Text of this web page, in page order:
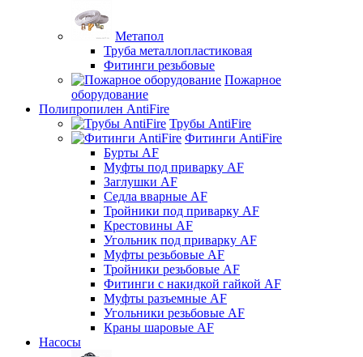
Метапол
Труба металлопластиковая
Фитинги резьбовые
Пожарное
оборудование
Полипропилен AntiFire
Трубы AntiFire
Фитинги AntiFire
Бурты AF
Муфты под приварку AF
Заглушки AF
Седла вварные AF
Тройники под приварку AF
Крестовины AF
Угольник под приварку AF
Муфты резьбовые AF
Тройники резьбовые AF
Фитинги с накидкой гайкой AF
Муфты разъемные AF
Угольники резьбовые AF
Краны шаровые AF
Насосы